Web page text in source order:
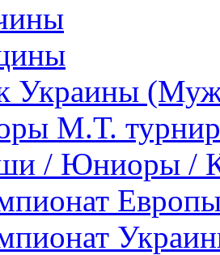
Украины
М.Т.
/ Юниоры /